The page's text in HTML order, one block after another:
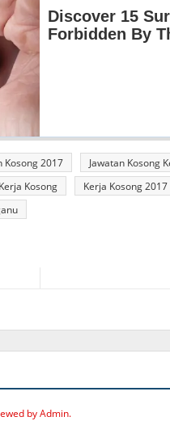
Kosong 2017
Jawatan Kosong
Kerja Kosong Kerja Kosong 2017
by Admin.